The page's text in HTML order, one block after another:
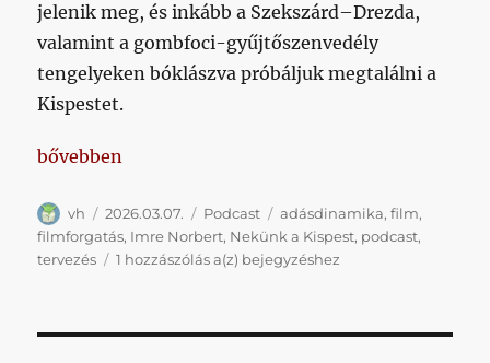
jelenik meg, és inkább a Szekszárd–Drezda,
valamint a gombfoci-gyűjtőszenvedély
tengelyeken bóklászva próbáljuk megtalálni a
Kispestet.
„A történetek köztünk járnak sorozatunkból: Imre
bővebben
Szerző
vh Közzétéve
2026.03.07. Kategória
Podcast Címke
adásdinamika,film,
filmforgatás, Imre Norbert, Nekünk a Kispest, podcast,
tervezés
1 hozzászólás a(z) A
bejegyzéshez